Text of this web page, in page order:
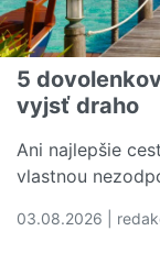
5
vyjsť draho
Ani najlepšie
vlastnou
03.08.2026 |